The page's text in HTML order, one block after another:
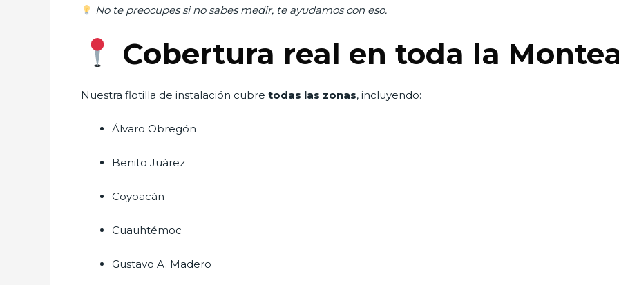
No te preocupes si no sabes medir, te ayudamos con eso.
Cobertura real en toda la
Nuestra flotilla de instalación cubre todas las zonas, incluyendo:
Álvaro Obregón
Benito Juárez
Coyoacán
Cuauhtémoc
Gustavo A. Madero